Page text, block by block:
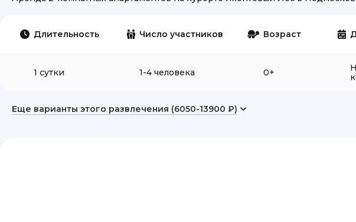
Длительность Число участников Возраст
1 сутки 1-4 человека 0+
Еще варианты этого развлечения (6050-13900 ₽)